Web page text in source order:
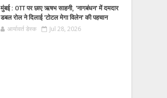
मुंबई : OTT पर छाए ऋषभ साहनी, 'नागबंधन' में दमदार
डबल रोल ने दिलाई 'टोटल मेगा विलेन' की पहचान
आर्यावर्त डेस्क Jul 28, 2026